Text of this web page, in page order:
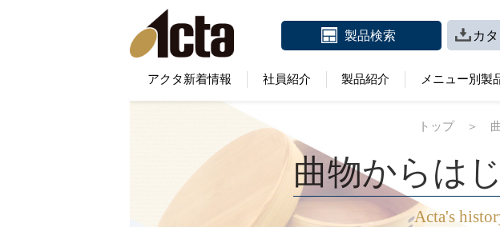
製品検索 カ
アクタ新着情報 社員紹介 製品紹介 メニュー別製
トップ ＞
曲物からは
Acta's